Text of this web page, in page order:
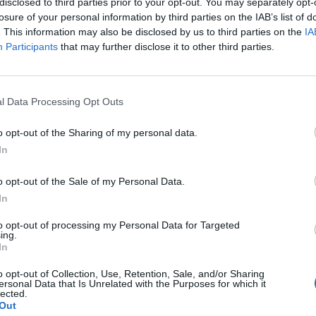
of your personal information by third parties on the IAB’s list of
This information may also be disclosed by us to third parties on the
Participants that may further disclose it to other third parties.
Data Processing Opt Outs
opt-out of the Sharing of my personal data.
opt-out of the Sale of my Personal Data.
opt-out of processing my Personal Data for Targeted
opt-out of Collection, Use, Retention, Sale, and/or Sharing
Data that Is Unrelated with the Purposes for which it
ανακοινώθηκε για πρώτη φορά από τη New Line το
εταιρεία Sanrio παραχωρεί τα κινηματογραφικά
του κόσμου.
οθόνη αναμένεται στις 21 Ιουλίου 2028 σε μία
θεατές κάθε ηλικίας.
ΕΠΌΜΕΝΟ